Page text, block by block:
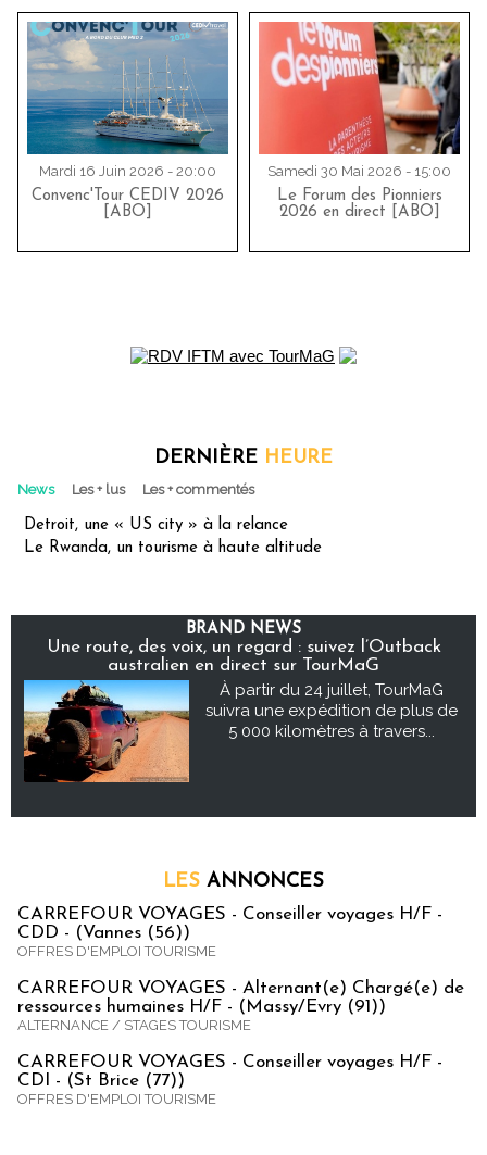
Mardi 16 Juin 2026 - 20:00
Convenc'Tour CEDIV 2026
[ABO]
Samedi 30 Mai 2026 - 15:00
Le Forum des Pionniers
2026 en direct [ABO]
DERNIÈRE HEURE
News Les + lus Les + commentés
Detroit, une « US city » à la relance
Le Rwanda, un tourisme à haute altitude
BRAND NEWS
Une route, des voix, un regard : suivez l’Outback
australien en direct sur TourMaG
À partir du 24 juillet, TourMaG
suivra une expédition de plus de
5 000 kilomètres à travers...
LES ANNONCES
CARREFOUR VOYAGES - Conseiller voyages H/F -
CDD - (Vannes (56))
OFFRES D'EMPLOI TOURISME
CARREFOUR VOYAGES - Alternant(e) Chargé(e) de
ressources humaines H/F - (Massy/Evry (91))
ALTERNANCE / STAGES TOURISME
CARREFOUR VOYAGES - Conseiller voyages H/F -
CDI - (St Brice (77))
OFFRES D'EMPLOI TOURISME